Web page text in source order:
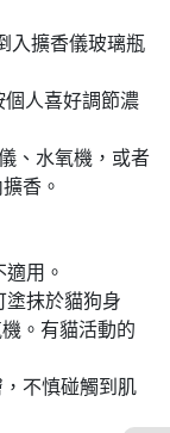
入擴香儀玻璃瓶
個人喜好調節濃
、水氧機，或者
香。
用。
塗抹於貓狗身
。有貓活動的
不慎碰觸到肌